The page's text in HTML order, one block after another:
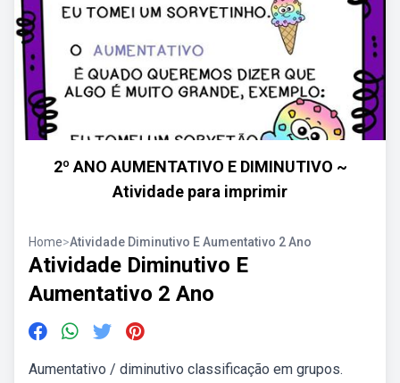
2º ANO AUMENTATIVO E DIMINUTIVO ~
Atividade para imprimir
Home>Atividade Diminutivo E Aumentativo 2 Ano
Atividade Diminutivo E
Aumentativo 2 Ano
Aumentativo / diminutivo classificação em grupos.